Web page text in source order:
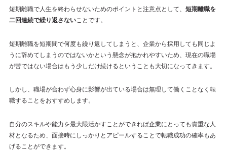
短期離職で人生を終わらせないためのポイントと注意点として、 短期離職を
二回連続で繰り返さないことです。
短期離職を短期間で何度も繰り返してしまうと、企業から採用しても同じよ
うに辞めてしまうのではないかという懸念が抱かれやすいため、現在の職場
が苦ではない場合はもう少しだけ続けるということも大切になってきます。
しかし、職場が合わず心身に影響が出ている場合は無理して働くことなく転
職することをおすすめします。
自分のスキルや能力を最大限活かすことができれば企業にとっても貴重な人
材となるため、面接時にしっかりとアピールすることで転職成功の確率もあ
げることができます。